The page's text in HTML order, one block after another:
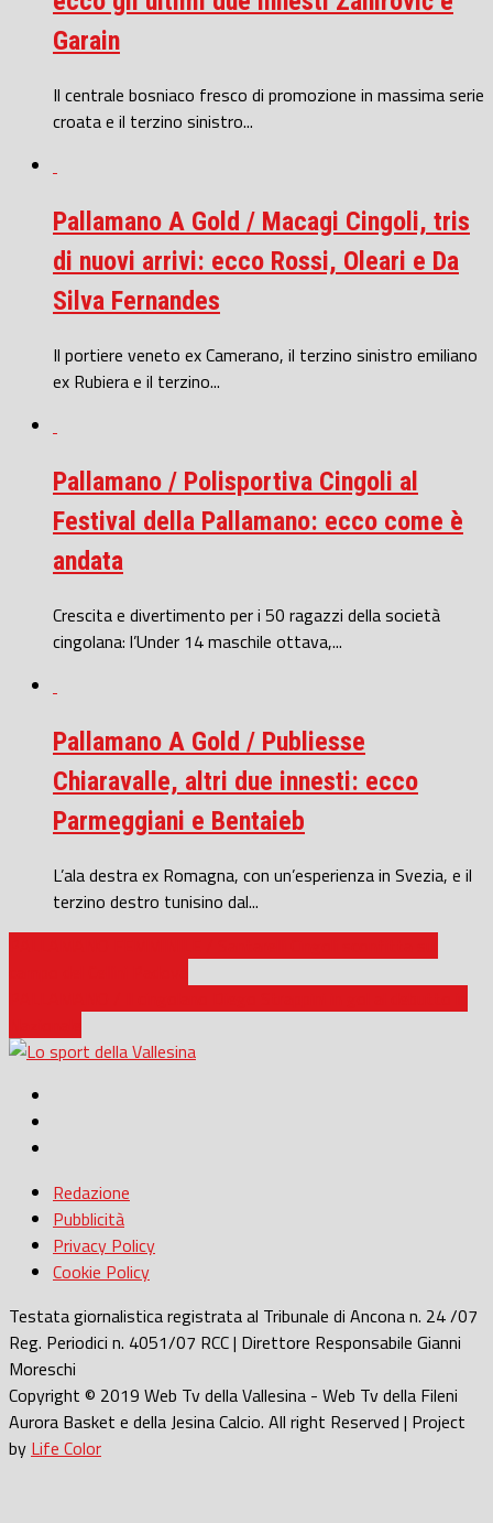
Garain
Il centrale bosniaco fresco di promozione in massima serie
croata e il terzino sinistro...
Pallamano A Gold / Macagi Cingoli, tris
di nuovi arrivi: ecco Rossi, Oleari e Da
Silva Fernandes
Il portiere veneto ex Camerano, il terzino sinistro emiliano
ex Rubiera e il terzino...
Pallamano / Polisportiva Cingoli al
Festival della Pallamano: ecco come è
andata
Crescita e divertimento per i 50 ragazzi della società
cingolana: l’Under 14 maschile ottava,...
Pallamano A Gold / Publiesse
Chiaravalle, altri due innesti: ecco
Parmeggiani e Bentaieb
L’ala destra ex Romagna, con un’esperienza in Svezia, e il
terzino destro tunisino dal...
Redazione
Pubblicità
Privacy Policy
Cookie Policy
Testata giornalistica registrata al Tribunale di Ancona n. 24 /07
Reg. Periodici n. 4051/07 RCC | Direttore Responsabile Gianni
Moreschi
Copyright © 2019 Web Tv della Vallesina - Web Tv della Fileni
Aurora Basket e della Jesina Calcio. All right Reserved | Project
by Life Color